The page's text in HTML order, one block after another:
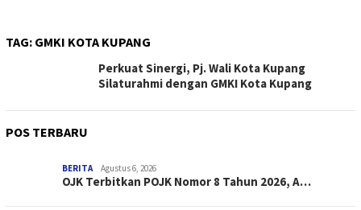
TAG: GMKI KOTA KUPANG
Perkuat Sinergi, Pj. Wali Kota Kupang
Silaturahmi dengan GMKI Kota Kupang
POS TERBARU
BERITA Agustus 6, 2026
OJK Terbitkan POJK Nomor 8 Tahun 2026, A…